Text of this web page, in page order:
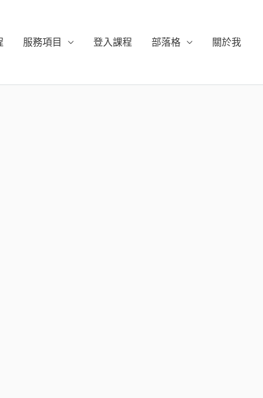
服務項目 登入課程 部落格 關於我